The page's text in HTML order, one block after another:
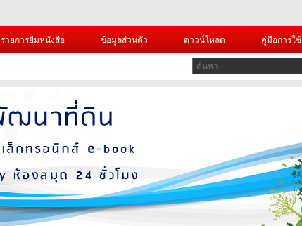
รายการยืมหนังสือ ข้อมูลส่วนตัว ดาวน์โหลด คู่มือการใช้